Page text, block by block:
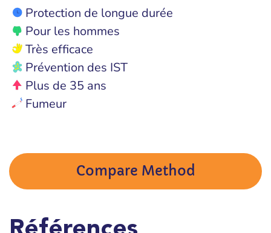
Protection de longue durée
Pour les hommes
Très efficace
Prévention des IST
Plus de 35 ans
Fumeur
Compare Method